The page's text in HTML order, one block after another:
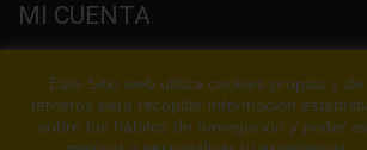
MI CUENTA
CONFIGURACIÓN LA TIENDA
Este Sitio web utiliza cookies propias y de
terceros para recopilar información
sobre tus hábitos de navegación y poder